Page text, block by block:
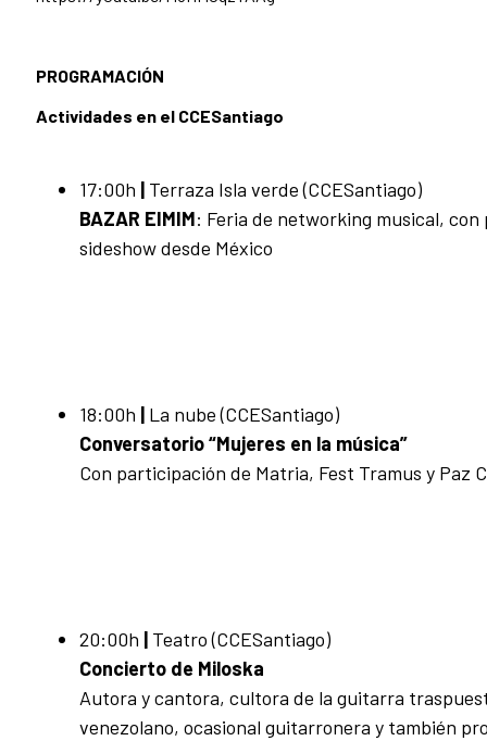
PROGRAMACIÓN
Actividades en el CCESantiago
17:00h | Terraza Isla verde (CCESantiago)
BAZAR EIMIM: Feria de networking musical, con
sideshow desde México
18:00h | La nube (CCESantiago)
Conversatorio “Mujeres en la música”
Con participación de Matria, Fest Tramus y Paz
20:00h | Teatro (CCESantiago)
Concierto de Miloska
Autora y cantora, cultora de la guitarra
venezolano, ocasional guitarronera y también